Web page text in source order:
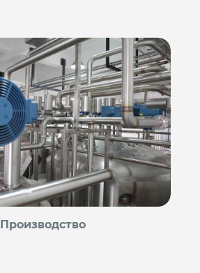
Производство